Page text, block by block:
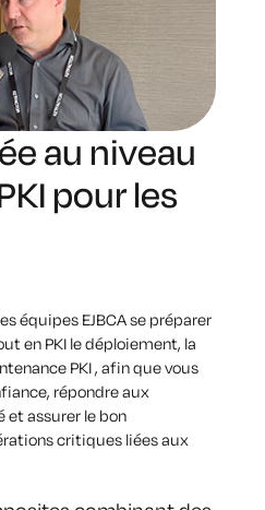
au niveau
pour les
équipes EJBCA se préparer
en PKI le déploiement, la
PKI , afin que vous
répondre aux
assurer le bon
critiques liées aux